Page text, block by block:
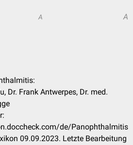
A A
Dr. Frank Antwerpes, Dr. med.
de/Panophthalmitis
09.09.2023. Letzte Bearbeitung